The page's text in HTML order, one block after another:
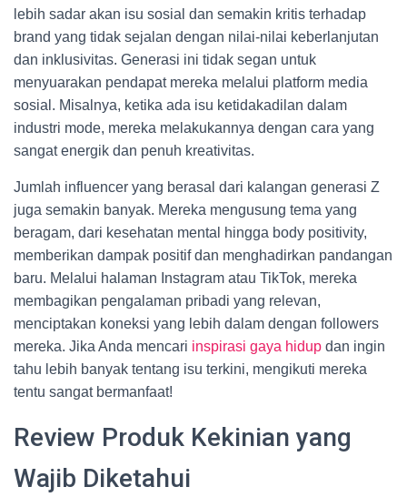
lebih sadar akan isu sosial dan semakin kritis terhadap
brand yang tidak sejalan dengan nilai-nilai keberlanjutan
dan inklusivitas. Generasi ini tidak segan untuk
menyuarakan pendapat mereka melalui platform media
sosial. Misalnya, ketika ada isu ketidakadilan dalam
industri mode, mereka melakukannya dengan cara yang
sangat energik dan penuh kreativitas.
Jumlah influencer yang berasal dari kalangan generasi Z
juga semakin banyak. Mereka mengusung tema yang
beragam, dari kesehatan mental hingga body positivity,
memberikan dampak positif dan menghadirkan pandangan
baru. Melalui halaman Instagram atau TikTok, mereka
membagikan pengalaman pribadi yang relevan,
menciptakan koneksi yang lebih dalam dengan followers
mereka. Jika Anda mencari inspirasi gaya hidup dan ingin
tahu lebih banyak tentang isu terkini, mengikuti mereka
tentu sangat bermanfaat!
Review Produk Kekinian yang
Wajib Diketahui